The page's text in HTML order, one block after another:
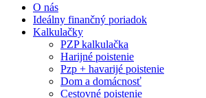
O nás
Ideálny finančný poriadok
Kalkulačky
PZP kalkulačka
Harijné poistenie
Pzp + havarijé poistenie
Dom a domácnosť
Cestovné poistenie